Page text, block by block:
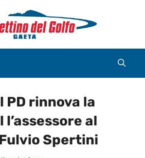
PD rinnova la
al
Spertini